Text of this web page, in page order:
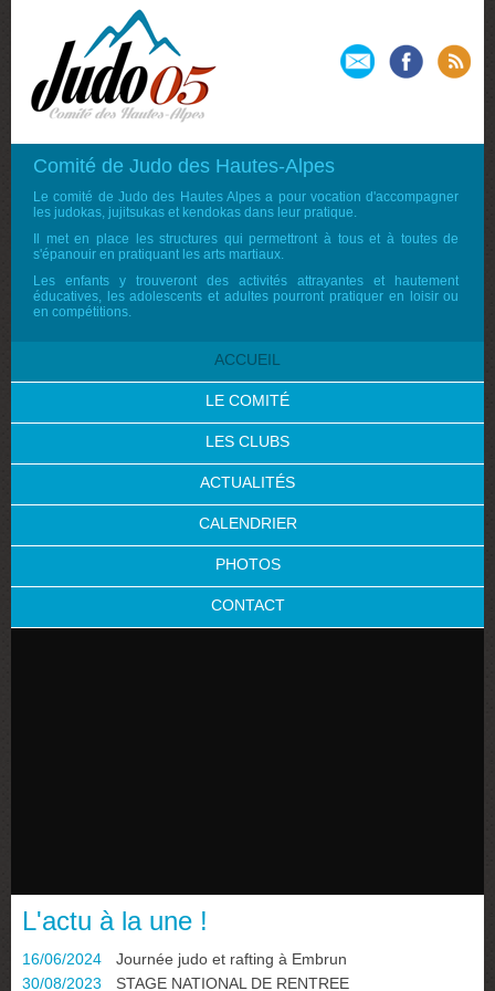
Comité de Judo des Hautes-Alpes
Le comité de Judo des Hautes Alpes a pour vocation d'accompagner
les judokas, jujitsukas et kendokas dans leur pratique.
Il met en place les structures qui permettront à tous et à toutes de
s'épanouir en pratiquant les arts martiaux.
Les enfants y trouveront des activités attrayantes et hautement
éducatives, les adolescents et adultes pourront pratiquer en loisir ou
en compétitions.
ACCUEIL
LE COMITÉ
LES CLUBS
ACTUALITÉS
CALENDRIER
PHOTOS
CONTACT
L'actu à la une !
16/06/2024
Journée judo et rafting à Embrun
30/08/2023
STAGE NATIONAL DE RENTREE